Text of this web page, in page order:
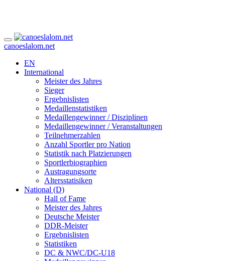
canoeslalom.net
EN
International
Meister des Jahres
Sieger
Ergebnislisten
Medaillenstatistiken
Medaillengewinner / Disziplinen
Medaillengewinner / Veranstaltungen
Teilnehmerzahlen
Anzahl Sportler pro Nation
Statistik nach Platzierungen
Sportlerbiographien
Austragungsorte
Altersstatisiken
National (D)
Hall of Fame
Meister des Jahres
Deutsche Meister
DDR-Meister
Ergebnislisten
Statistiken
DC & NWC/DC-U18